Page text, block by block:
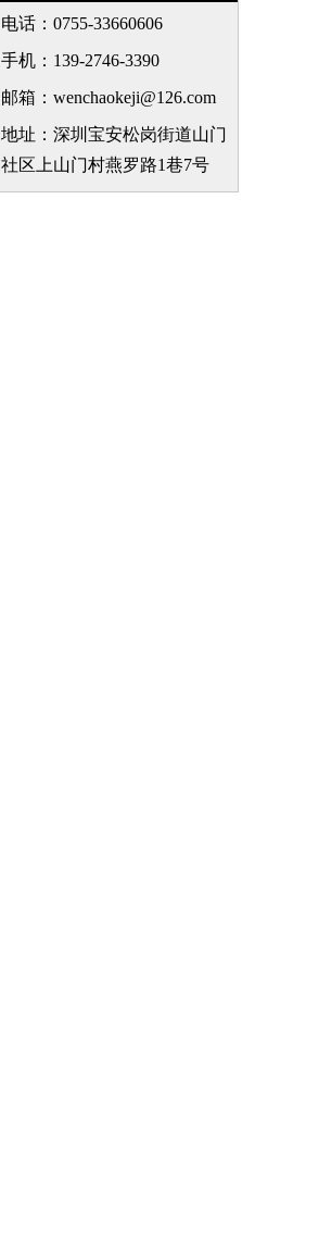
电话：0755-33660606
手机：139-2746-3390
邮箱：wenchaokeji@126.com
地址：深圳宝安松岗街道山门
社区上山门村燕罗路1巷7号